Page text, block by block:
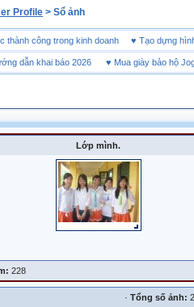
Profile > Sổ ảnh
học thành công trong kinh doanh♥Tạo dựng
dẫn khai báo 2026♥ Mua giày bảo hộ
Lớp mình.
228
· Tổng số ảnh: